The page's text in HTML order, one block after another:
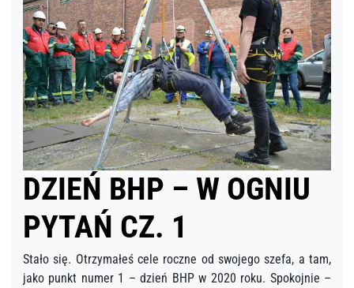
DZIEŃ BHP – W OGNIU
PYTAŃ CZ. 1
Stało się. Otrzymałeś cele roczne od swojego szefa, a tam,
jako punkt numer 1 – dzień BHP w 2020 roku. Spokojnie –